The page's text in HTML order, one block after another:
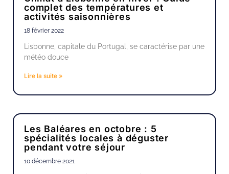
complet des températures et
activités saisonnières
18 février 2022
Lisbonne, capitale du Portugal, se caractérise par une
météo douce
Lire la suite »
Les Baléares en octobre : 5
spécialités locales à déguster
pendant votre séjour
10 décembre 2021